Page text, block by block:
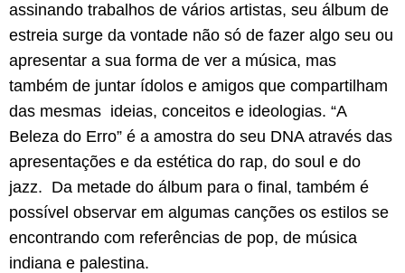
assinando trabalhos de vários artistas, seu álbum de
estreia surge da vontade não só de fazer algo seu ou
apresentar a sua forma de ver a música, mas
também de juntar ídolos e amigos que compartilham
das mesmas ideias, conceitos e ideologias. “A
Beleza do Erro” é a amostra do seu DNA através das
apresentações e da estética do rap, do soul e do
jazz. Da metade do álbum para o final, também é
possível observar em algumas canções os estilos se
encontrando com referências de pop, de música
indiana e palestina.